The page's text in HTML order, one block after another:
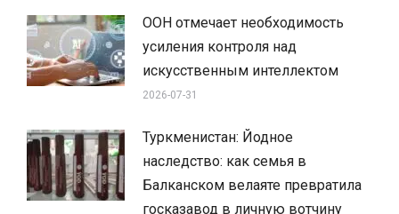
ООН отмечает необходимость
усиления контроля над
искусственным интеллектом
2026-07-31
Туркменистан: Йодное
наследство: как семья в
Балканском велаяте превратила
госказавод в личную вотчину